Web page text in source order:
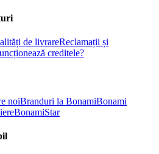
de livrareReclamații și
creditele?
noiBranduri la BonamiBonami
BonamiStar